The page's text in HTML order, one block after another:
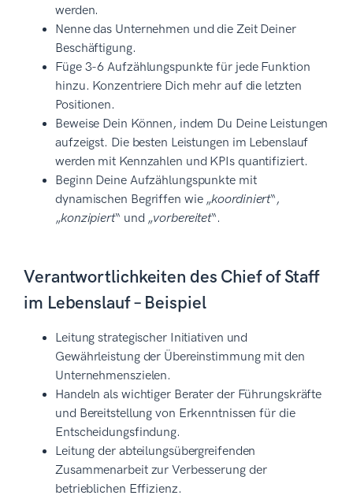
werden.
Nenne das Unternehmen und die Zeit Deiner
Beschäftigung.
Füge 3-6 Aufzählungspunkte für jede Funktion
hinzu. Konzentriere Dich mehr auf die letzten
Positionen.
Beweise Dein Können, indem Du Deine Leistungen
aufzeigst. Die besten Leistungen im Lebenslauf
werden mit Kennzahlen und KPIs quantifiziert.
Beginn Deine Aufzählungspunkte mit
dynamischen Begriffen wie „koordiniert“,
„konzipiert“ und „vorbereitet“.
Verantwortlichkeiten des Chief of Staff
im Lebenslauf – Beispiel
Leitung strategischer Initiativen und
Gewährleistung der Übereinstimmung mit den
Unternehmenszielen.
Handeln als wichtiger Berater der Führungskräfte
und Bereitstellung von Erkenntnissen für die
Entscheidungsfindung.
Leitung der abteilungsübergreifenden
Zusammenarbeit zur Verbesserung der
betrieblichen Effizienz.